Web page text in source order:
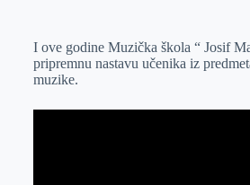
e
r
I
n
s
A
a
i
I ove godine Muzička škola “ Josif
pripremnu nastavu učenika iz
muzike.